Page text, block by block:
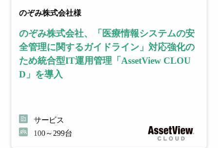
のぞみ株式会社様
のぞみ株式会社、「医療情報システムの安
全管理に関するガイドライン」対応強化の
ため統合型IT運用管理「AssetView CLOU
D」を導入
サービス
100～299台